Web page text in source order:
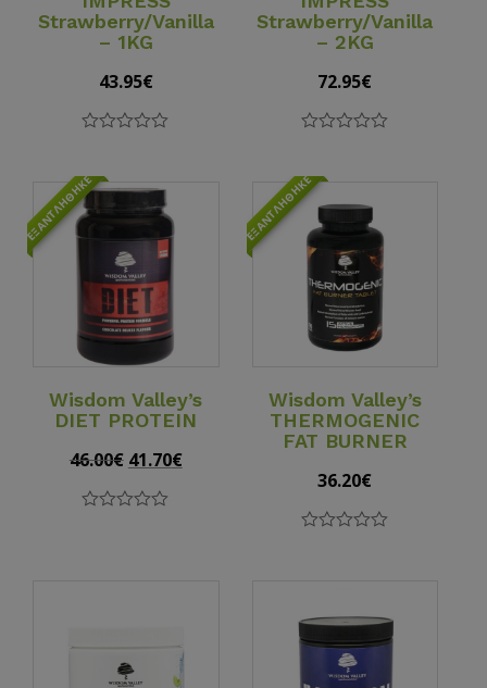
Strawberry/Vanilla
– 1KG
43.95€
of
5
Strawberry/Vanilla
– 2KG
72.95€
of
5
View Details
Wisdom Valley’s
DIET PROTEIN
46.00€ Original
price
was:
41.70€Current
ΕΞΑΝΤΛΉΘΗΚΕ
View Details
Wisdom Valley’s
THERMOGENIC
FAT BURNER
36.20€
ΕΞΑΝΤΛΉΘΗΚΕ